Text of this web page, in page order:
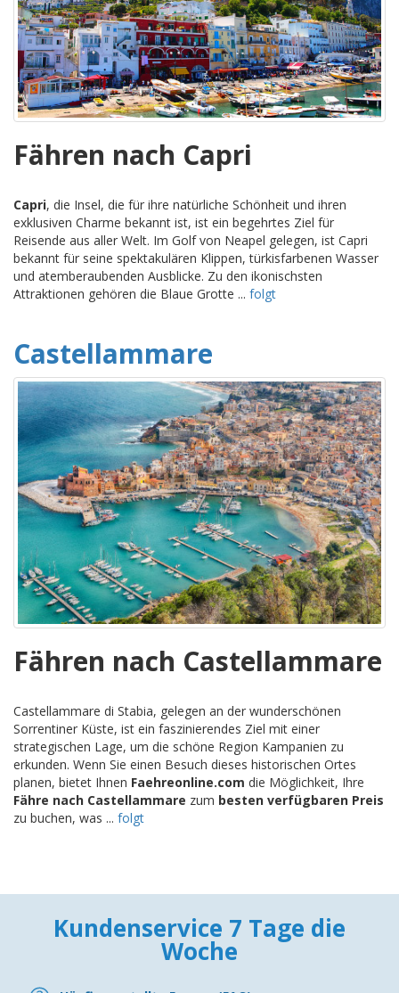
Fähren nach Capri
Capri, die Insel, die für ihre natürliche Schönheit und ihren
exklusiven Charme bekannt ist, ist ein begehrtes Ziel für
Reisende aus aller Welt. Im Golf von Neapel gelegen, ist Capri
bekannt für seine spektakulären Klippen, türkisfarbenen Wasser
und atemberaubenden Ausblicke. Zu den ikonischsten
Attraktionen gehören die Blaue Grotte ... folgt
Castellammare
Fähren nach Castellammare
Castellammare di Stabia, gelegen an der wunderschönen
Sorrentiner Küste, ist ein faszinierendes Ziel mit einer
strategischen Lage, um die schöne Region Kampanien zu
erkunden. Wenn Sie einen Besuch dieses historischen Ortes
planen, bietet Ihnen Faehreonline.com die Möglichkeit, Ihre
Fähre nach Castellammare zum besten verfügbaren Preis
zu buchen, was ... folgt
Kundenservice 7 Tage die
Woche